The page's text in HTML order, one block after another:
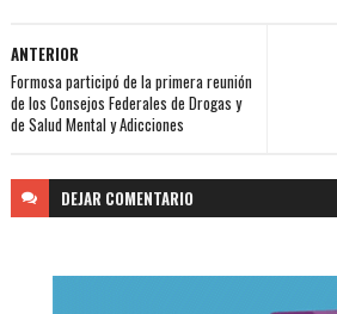
ANTERIOR
Formosa participó de la primera reunión
de los Consejos Federales de Drogas y
de Salud Mental y Adicciones
DEJAR COMENTARIO